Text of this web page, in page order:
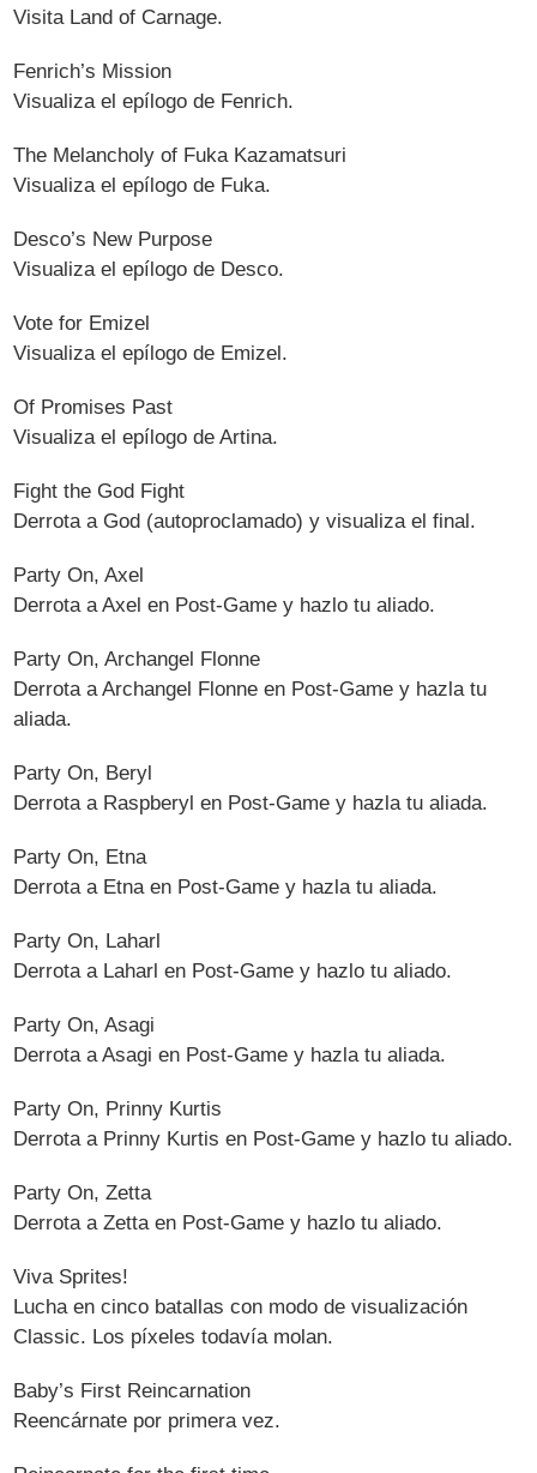
Visita Land of Carnage.
Fenrich’s Mission
Visualiza el epílogo de Fenrich.
The Melancholy of Fuka Kazamatsuri
Visualiza el epílogo de Fuka.
Desco’s New Purpose
Visualiza el epílogo de Desco.
Vote for Emizel
Visualiza el epílogo de Emizel.
Of Promises Past
Visualiza el epílogo de Artina.
Fight the God Fight
Derrota a God (autoproclamado) y visualiza el final.
Party On, Axel
Derrota a Axel en Post-Game y hazlo tu aliado.
Party On, Archangel Flonne
Derrota a Archangel Flonne en Post-Game y hazla tu
aliada.
Party On, Beryl
Derrota a Raspberyl en Post-Game y hazla tu aliada.
Party On, Etna
Derrota a Etna en Post-Game y hazla tu aliada.
Party On, Laharl
Derrota a Laharl en Post-Game y hazlo tu aliado.
Party On, Asagi
Derrota a Asagi en Post-Game y hazla tu aliada.
Party On, Prinny Kurtis
Derrota a Prinny Kurtis en Post-Game y hazlo tu aliado.
Party On, Zetta
Derrota a Zetta en Post-Game y hazlo tu aliado.
Viva Sprites!
Lucha en cinco batallas con modo de visualización
Classic. Los píxeles todavía molan.
Baby’s First Reincarnation
Reencárnate por primera vez.